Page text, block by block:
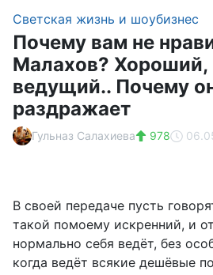
Светская жизнь и шоубизнес
Почему вам не
Малахов? Хороший,
ведущий.. Почему
раздражает
Гульназ Салахиева 978
В своей передаче пусть
такой помоему искренний, и
нормально себя ведёт, без
когда ведёт всякие дешёвые